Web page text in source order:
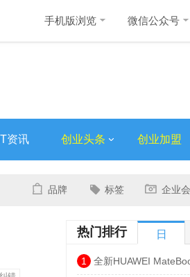
手机版浏览 微信公众号
IT资讯 创业头条 创业加盟
品牌 标签 企业
热门排行 日
1 全新HUAWEI